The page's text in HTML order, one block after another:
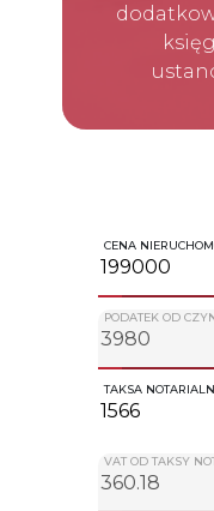
CENA
PODATEK OD
TAKSA
VAT OD TAKSY